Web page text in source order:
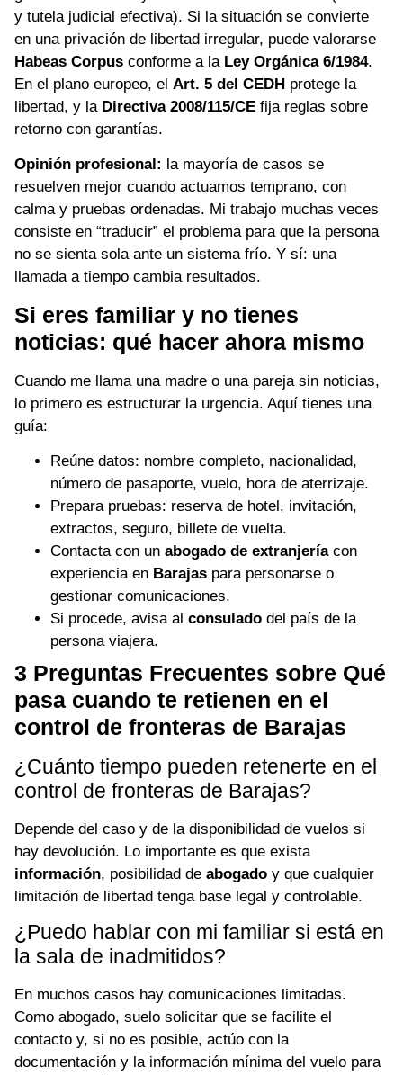
y tutela judicial efectiva). Si la situación se convierte
en una privación de libertad irregular, puede valorarse
Habeas Corpus conforme a la Ley Orgánica 6/1984.
En el plano europeo, el Art. 5 del CEDH protege la
libertad, y la Directiva 2008/115/CE fija reglas sobre
retorno con garantías.
Opinión profesional: la mayoría de casos se
resuelven mejor cuando actuamos temprano, con
calma y pruebas ordenadas. Mi trabajo muchas veces
consiste en “traducir” el problema para que la persona
no se sienta sola ante un sistema frío. Y sí: una
llamada a tiempo cambia resultados.
Si eres familiar y no tienes
noticias: qué hacer ahora mismo
Cuando me llama una madre o una pareja sin noticias,
lo primero es estructurar la urgencia. Aquí tienes una
guía:
Reúne datos: nombre completo, nacionalidad,
número de pasaporte, vuelo, hora de aterrizaje.
Prepara pruebas: reserva de hotel, invitación,
extractos, seguro, billete de vuelta.
Contacta con un abogado de extranjeríacon
experiencia en Barajas para personarse o
gestionar comunicaciones.
Si procede, avisa al consulado del país de la
persona viajera.
3 Preguntas Frecuentes sobre Qué
pasa cuando te retienen en el
control de fronteras de Barajas
¿Cuánto tiempo pueden retenerte en el
control de fronteras de Barajas?
Depende del caso y de la disponibilidad de vuelos si
hay devolución. Lo importante es que exista
información, posibilidad de abogado y que cualquier
limitación de libertad tenga base legal y controlable.
¿Puedo hablar con mi familiar si está en
la sala de inadmitidos?
En muchos casos hay comunicaciones limitadas.
Como abogado, suelo solicitar que se facilite el
contacto y, si no es posible, actúo con la
documentación y la información mínima del vuelo para